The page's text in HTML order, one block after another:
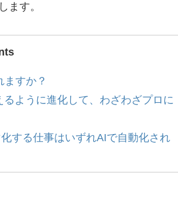
ます。
すか？
ように進化して、わざわざプロに
する仕事はいずれAIで自動化され